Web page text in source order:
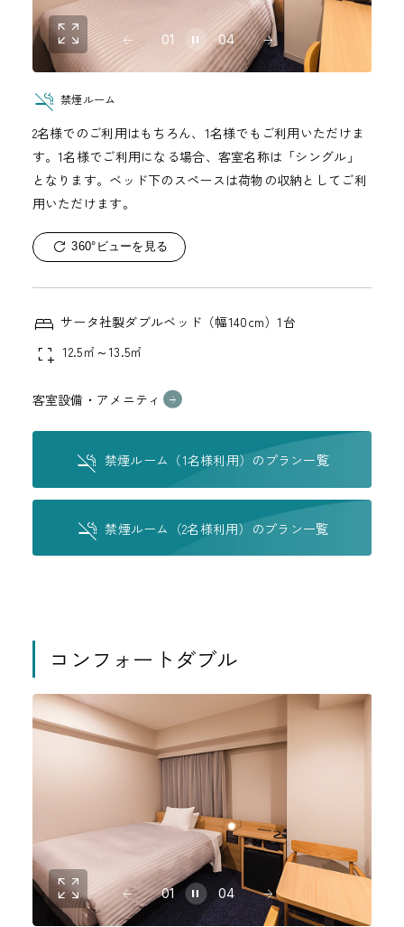
禁煙ルーム
2名様でのご利用はもちろん、1名様でもご利用いただけま
す。1名様でご利用になる場合、客室名称は「シングル」
となります。ベッド下のスペースは荷物の収納としてご利
用いただけます。
360°ビューを見る
サータ社製ダブルベッド（幅140cm）1台
12.5㎡～13.5㎡
客室設備・アメニティ
禁煙ルーム（1名様利用）のプラン一覧
禁煙ルーム（2名様利用）のプラン一覧
01 04
コンフォートダブル
01 04